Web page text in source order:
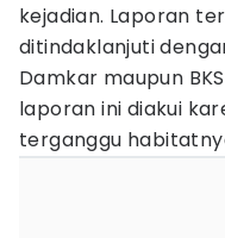
kejadian. Laporan
ditindaklanjuti
Damkar maupun
laporan ini diakui
terganggu